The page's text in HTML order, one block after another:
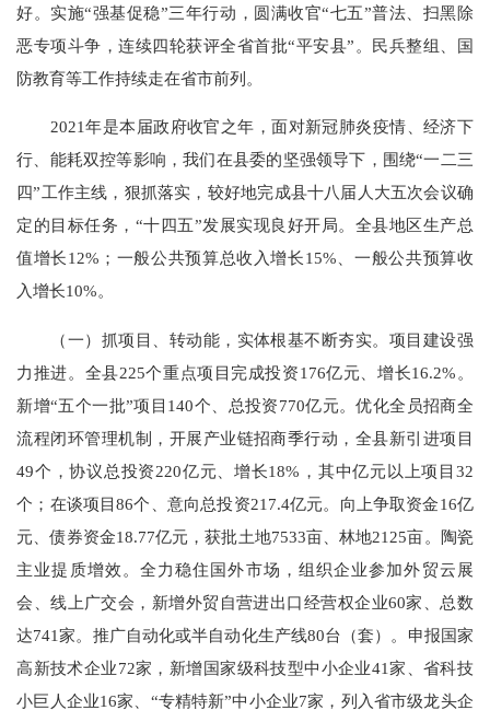
好。实施“强基促稳”三年行动，圆满收官“七五”普法、扫黑除
恶专项斗争，连续四轮获评全省首批“平安县”。民兵整组、国
防教育等工作持续走在省市前列。
2021年是本届政府收官之年，面对新冠肺炎疫情、经济下
行、能耗双控等影响，我们在县委的坚强领导下，围绕“一二三
四”工作主线，狠抓落实，较好地完成县十八届人大五次会议确
定的目标任务，“十四五”发展实现良好开局。全县地区生产总
值增长12%；一般公共预算总收入增长15%、一般公共预算收
入增长10%。
（一）抓项目、转动能，实体根基不断夯实。项目建设强
力推进。全县225个重点项目完成投资176亿元、增长16.2%。
新增“五个一批”项目140个、总投资770亿元。优化全员招商全
流程闭环管理机制，开展产业链招商季行动，全县新引进项目
49个，协议总投资220亿元、增长18%，其中亿元以上项目32
个；在谈项目86个、意向总投资217.4亿元。向上争取资金16亿
元、债券资金18.77亿元，获批土地7533亩、林地2125亩。陶瓷
主业提质增效。全力稳住国外市场，组织企业参加外贸云展
会、线上广交会，新增外贸自营进出口经营权企业60家、总数
达741家。推广自动化或半自动化生产线80台（套）。申报国家
高新技术企业72家，新增国家级科技型中小企业41家、省科技
小巨人企业16家、“专精特新”中小企业7家，列入省市级龙头企